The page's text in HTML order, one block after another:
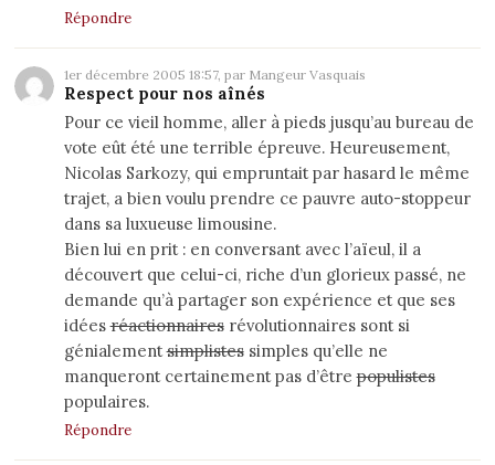
Répondre
1er décembre 2005 18:57, par Mangeur Vasquais
Respect pour nos aînés
Pour ce vieil homme, aller à pieds jusqu’au bureau de
vote eût été une terrible épreuve. Heureusement,
Nicolas Sarkozy, qui empruntait par hasard le même
trajet, a bien voulu prendre ce pauvre auto-stoppeur
dans sa luxueuse limousine.
Bien lui en prit : en conversant avec l’aïeul, il a
découvert que celui-ci, riche d’un glorieux passé, ne
demande qu’à partager son expérience et que ses
idéesréactionnairesrévolutionnaires sont si
génialementsimplistessimples qu’elle ne
manqueront certainement pas d’êtrepopulistes
populaires.
Répondre